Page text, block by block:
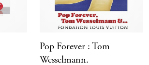
Pop Forever : Tom
Wesselmann.